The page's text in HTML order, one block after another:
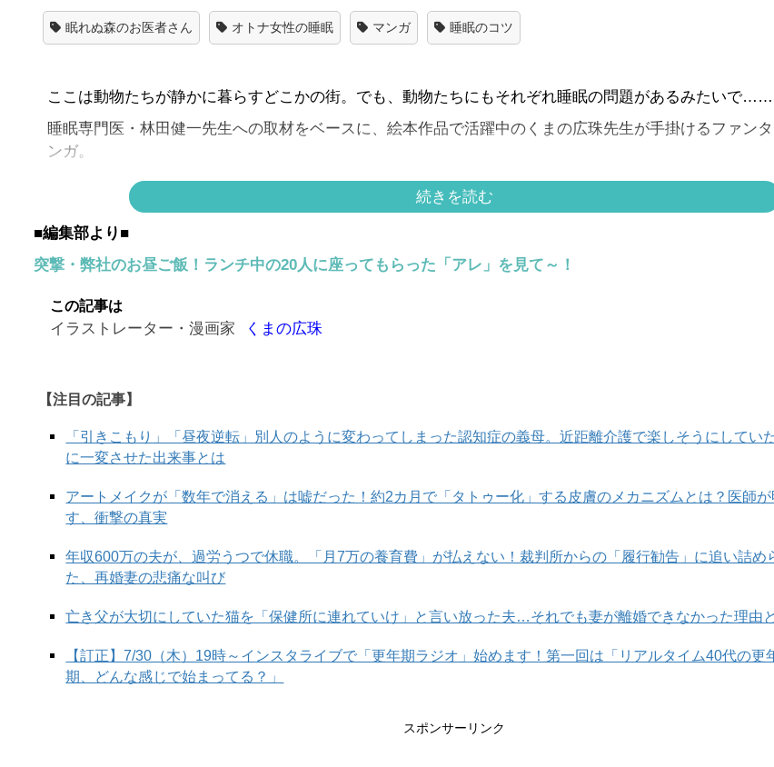
眠れぬ森のお医者さん オトナ女性の睡眠 マンガ 睡眠のコツ
ここは動物たちが静かに暮らすどこかの街。でも、動物たちにもそれぞれ睡眠の問題があるみたいで……
睡眠専門医・林田健一先生への取材をベースに、絵本作品で活躍中のくまの広珠先生が手掛けるファン
ンガ。
このマンガを1話からイッキ読みする
続きを読む
■編集部より■
突撃・弊社のお昼ご飯！ランチ中の20人に座ってもらった「アレ」を見て～！
この記事は
イラストレーター・漫画家 くまの広珠
【注目の記事】
「引きこもり」「昼夜逆転」別人のように変わってしまった認知症の義母。近距離介護で楽しそうにしてい
に一変させた出来事とは
アートメイクが「数年で消える」は嘘だった！約2カ月で「タトゥー化」する皮膚のメカニズムとは？医師
す、衝撃の真実
年収600万の夫が、過労うつで休職。「月7万の養育費」が払えない！裁判所からの「履行勧告」に追い詰め
た、再婚妻の悲痛な叫び
亡き父が大切にしていた猫を「保健所に連れていけ」と言い放った夫…それでも妻が離婚できなかった理由
【訂正】7/30（木）19時～インスタライブで「更年期ラジオ」始めます！第一回は「リアルタイム40代の更
期、どんな感じで始まってる？」
スポンサーリンク